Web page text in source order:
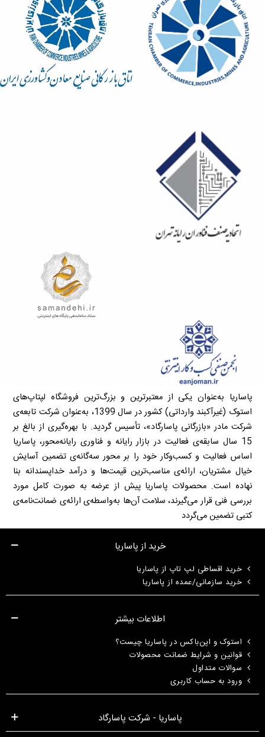
پاساریا به‌عنوان یکی از معتبرترین و بزرگ‌ترین فروشگاه لپتاپ‌های
استوک (غیرآکبند وارداتی) کشور در سال 1399، به‌عنوان شرکت تابعه‌ی
شرکت مادر «بازرگانی پاسارگاد»، تأسیس گردید. با بهره‌گیری از بالغ بر
15 سال سابقه‌ی فعالیت در بازار رایانه و فناوری رایانه‌محور، پاساریا
اساس فعالیت و کسب‌وکار خود را بر محور سه‌گانه‌ی تضمین آسایش
خیال مشتریان، ارائه‌ی مناسب‌ترین قیمت‌ها و درآمد خداپسندانه بنا
نهاده است. محصولات پاساریا پیش از عرضه به صورت کامل مورد
بررسی فنی قرار می‌گیرند، سلامت آن‌ها به‌واسطه‌ی ارائه‌ی ضمانت‌نامه‌ی
کتبی تضمین می‌گردد
خرید از پاساریا
خرید اقساطی لپ تاپ از پاساریا
خرید سازمانی/عمده از پاساریا
اطلاعات بیشتر
استوک و اپن‌باکس در پاساریا چیست؟
قوانین و شرایط ضمانت محصولات
سوالات متداول
ورود به حساب کاربری
پاساریا - شرکت پاسارگاد